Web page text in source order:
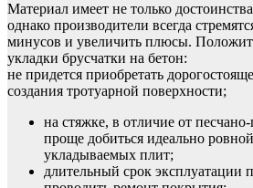
Материал имеет не только
однако производители всегда
минусов и увеличить плюсы.
укладки брусчатки на бетон:
не придется приобретать
создания тротуарной поверхности;
на стяжке, в отличие от
проще добиться идеально
укладываемых плит;
длительный срок эксплуатации